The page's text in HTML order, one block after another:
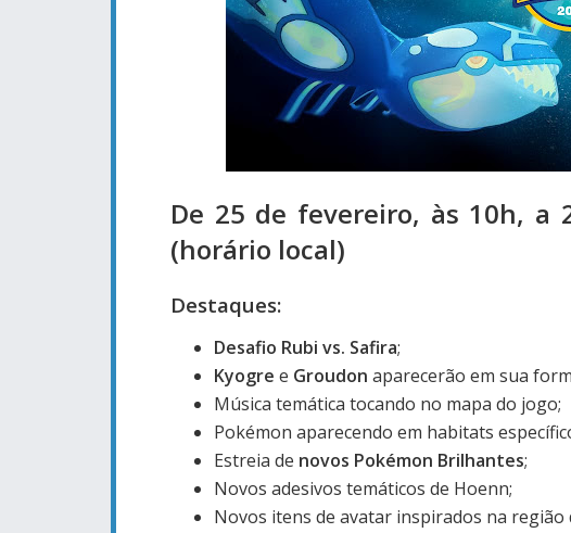
De 25 de fevereiro, às 10h, a
(horário local)
Destaques:
Desafio Rubi vs. Safira;
Kyogre e Groudon aparecerão em sua
Música temática tocando no mapa do jogo;
Pokémon aparecendo em habitats
Estreia de novos Pokémon Brilhantes;
Novos adesivos temáticos de Hoenn;
Novos itens de avatar inspirados na região